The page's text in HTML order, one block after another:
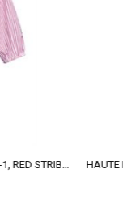
LOVE & DIVINE SKJORTE, LOVE1532-1, RED STRIBES EMB.